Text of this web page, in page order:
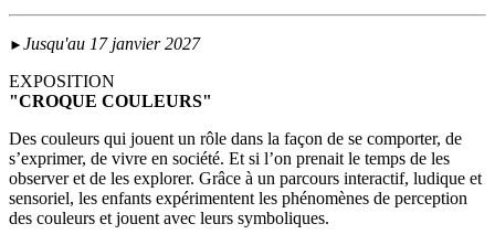
► Jusqu'au 17 janvier 2027
EXPOSITION
"CROQUE COULEURS"
Des couleurs qui jouent un rôle dans la façon de se comporter, de
s’exprimer, de vivre en société. Et si l’on prenait le temps de les
observer et de les explorer. Grâce à un parcours interactif, ludique et
sensoriel, les enfants expérimentent les phénomènes de perception
des couleurs et jouent avec leurs symboliques.